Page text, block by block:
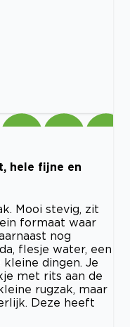
hele fijne en
Mooi stevig, zit
formaat waar
nog
flesje water, een
dingen. Je
met rits aan de
rugzak, maar
Deze heeft